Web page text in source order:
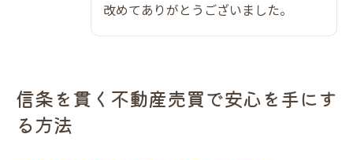
信頼できる不動産売買のパートナーを選ぶ
口コミで不動産売買の信頼性を判断するポ
改めてありがとうございました。
信条を貫く不動産売買で安心を手にす
る方法